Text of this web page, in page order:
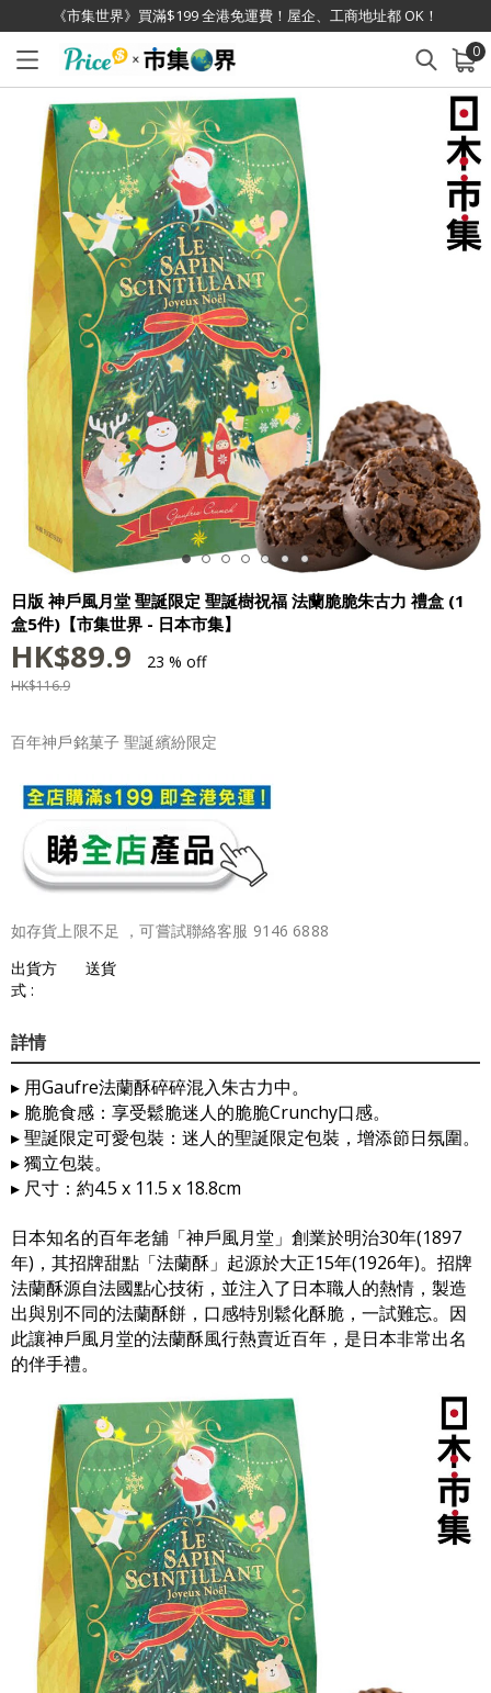
《市集世界》買滿$199 全港免運費！屋企、工商地址都 OK！
0
已加入購物車 查看
日版 神戶風月堂 聖誕限定 聖誕樹祝福 法蘭脆脆朱古力 禮盒 (1
盒5件)【市集世界 - 日本市集】
HK$89.9 23 % off
HK$116.9
百年神戶銘菓子 聖誕繽紛限定
如存貨上限不足 ，可嘗試聯絡客服 9146 6888
出貨方
式 :
送貨
詳情
▸ 用Gaufre法蘭酥碎碎混入朱古力中。
▸ 脆脆食感：享受鬆脆迷人的脆脆Crunchy口感。
▸ 聖誕限定可愛包裝：迷人的聖誕限定包裝，增添節日氛圍。
▸ 獨立包裝。
▸ 尺寸：約4.5 x 11.5 x 18.8cm
日本知名的百年老舖「神戶風月堂」創業於明治30年(1897
年)，其招牌甜點「法蘭酥」起源於大正15年(1926年)。招牌
法蘭酥源自法國點心技術，並注入了日本職人的熱情，製造
出與別不同的法蘭酥餅，口感特別鬆化酥脆，一試難忘。因
此讓神戶風月堂的法蘭酥風行熱賣近百年，是日本非常出名
的伴手禮。